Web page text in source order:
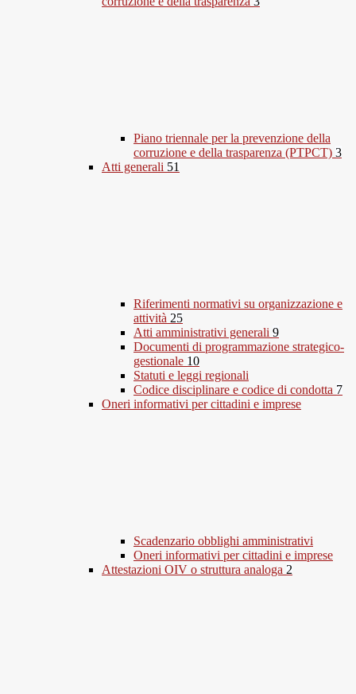
Piano triennale per la prevenzione della
corruzione e della trasparenza (PTPCT) 3
Atti generali 51
Riferimenti normativi su organizzazione e
attività 25
Atti amministrativi generali 9
Documenti di programmazione strategico-
gestionale 10
Statuti e leggi regionali
Codice disciplinare e codice di condotta 7
Oneri informativi per cittadini e imprese
Scadenzario obblighi amministrativi
Oneri informativi per cittadini e imprese
Attestazioni OIV o struttura analoga 2